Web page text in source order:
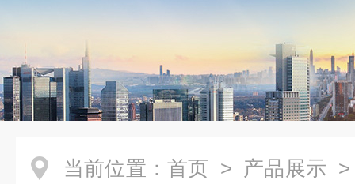
当前位置： 首页 > 产品展示